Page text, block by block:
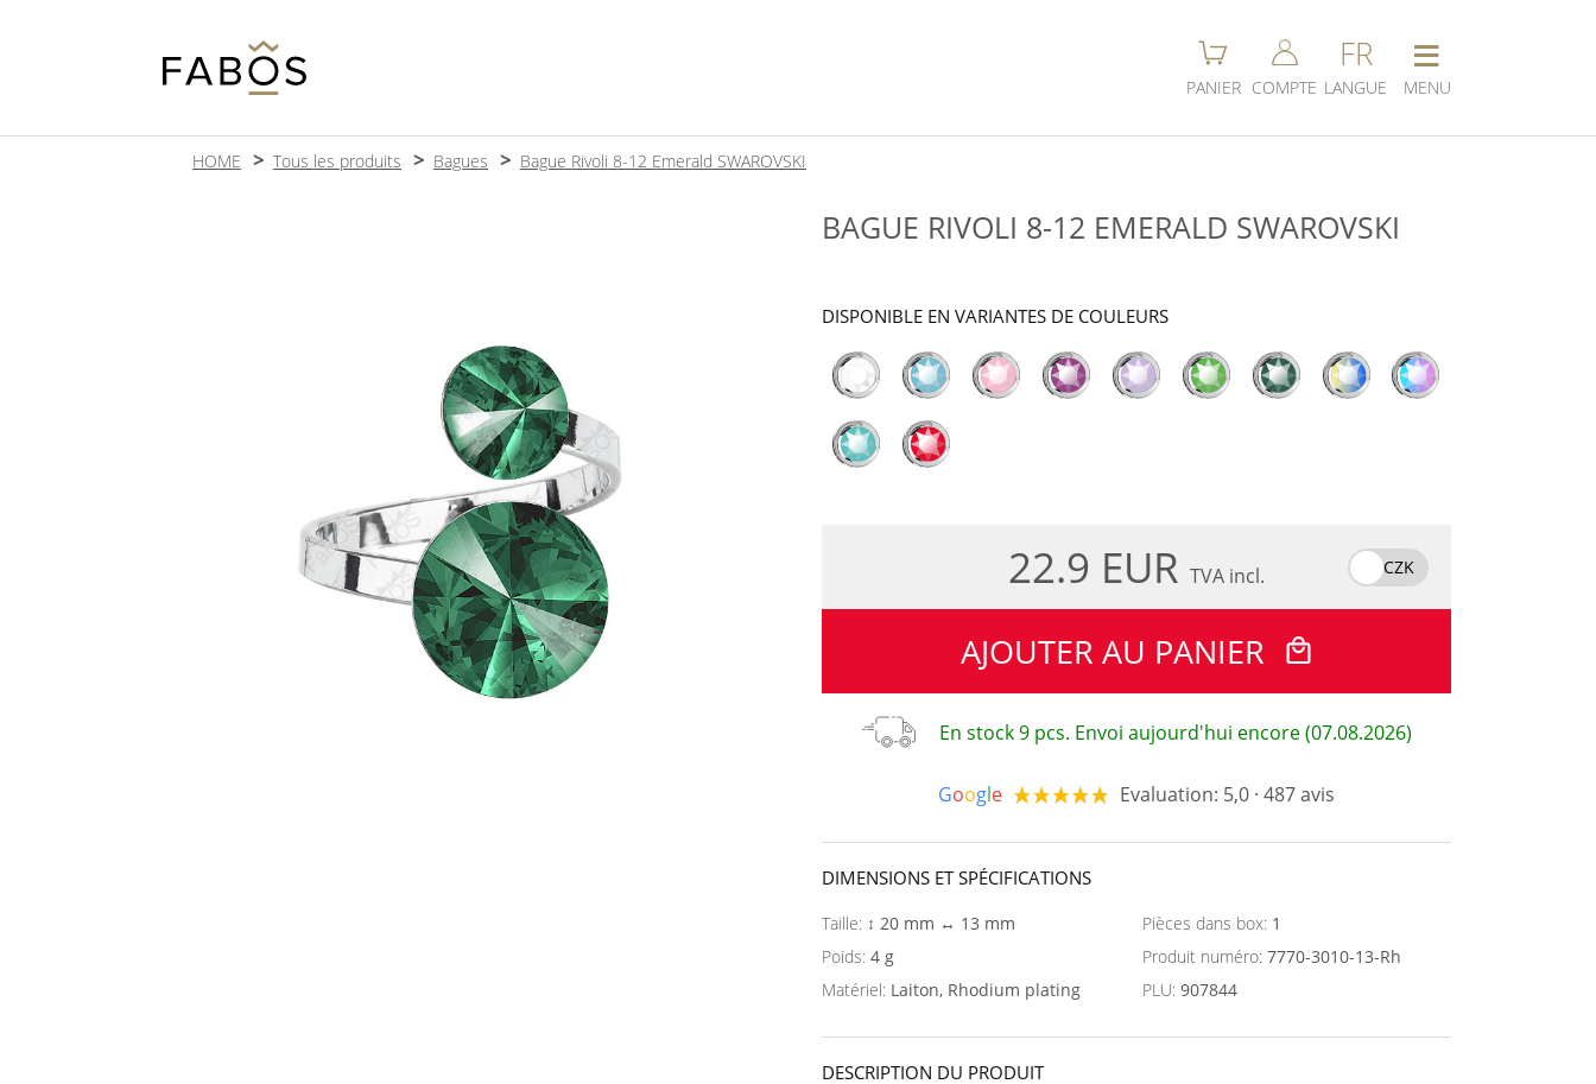
PANIER COMPTE
FR
LANGUE
≡
MENU
HOME Tous les produits Bagues Bague Rivoli 8-12 Emerald SWAROVSKI
BAGUE RIVOLI 8-12 EMERALD SWAROVSKI
DISPONIBLE EN VARIANTES DE COULEURS
22.9 EUR TVA incl. CZK
AJOUTER AU PANIER
En stock 9 pcs. Envoi aujourd'hui encore (07.08.2026)
Google Evaluation: 5,0 · 487 avis
DIMENSIONS ET SPÉCIFICATIONS
Taille: ↕ 20 mm ↔ 13 mm
Poids: 4 g
Matériel: Laiton, Rhodium plating
Pièces dans box: 1
Produit numéro: 7770-3010-13-Rh
PLU: 907844
DESCRIPTION DU PRODUIT